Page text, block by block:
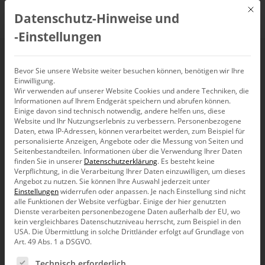
Multidimensional
Produkt
Mit
Datenschutz-Hinweise und
‑Einstellungen
Bevor Sie unsere Website weiter besuchen können, benötigen wir Ihre
Einwilligung.
Wir verwenden auf unserer Website Cookies und andere Techniken, die
Informationen auf Ihrem Endgerät speichern und abrufen können.
Einige davon sind technisch notwendig, andere helfen uns, diese
Website und Ihr Nutzungserlebnis zu verbessern. Personenbezogene
Daten, etwa IP-Adressen, können verarbeitet werden, zum Beispiel für
personalisierte Anzeigen, Angebote oder die Messung von Seiten und
Seitenbestandteilen. Informationen über die Verwendung Ihrer Daten
finden Sie in unserer Datenschutzerklärung. Es besteht keine
Verpflichtung, in die Verarbeitung Ihrer Daten einzuwilligen, um dieses
Angebot zu nutzen.Sie können Ihre Auswahl jederzeit unter
Einstellungenwiderrufen oder anpassen. Je nach Einstellung sind nicht
alle Funktionen der Website verfügbar. Einige der hier genutzten
Dienste verarbeiten personenbezogene Daten außerhalb der EU, wo
kein vergleichbares Datenschutzniveau herrscht, zum Beispiel in den
USA. Die Übermittlung in solche Drittländer erfolgt auf Grundlage von
Art. 49 Abs. 1 a DSGVO.
Es folgt eine Liste der Service-Gruppen, für die eine